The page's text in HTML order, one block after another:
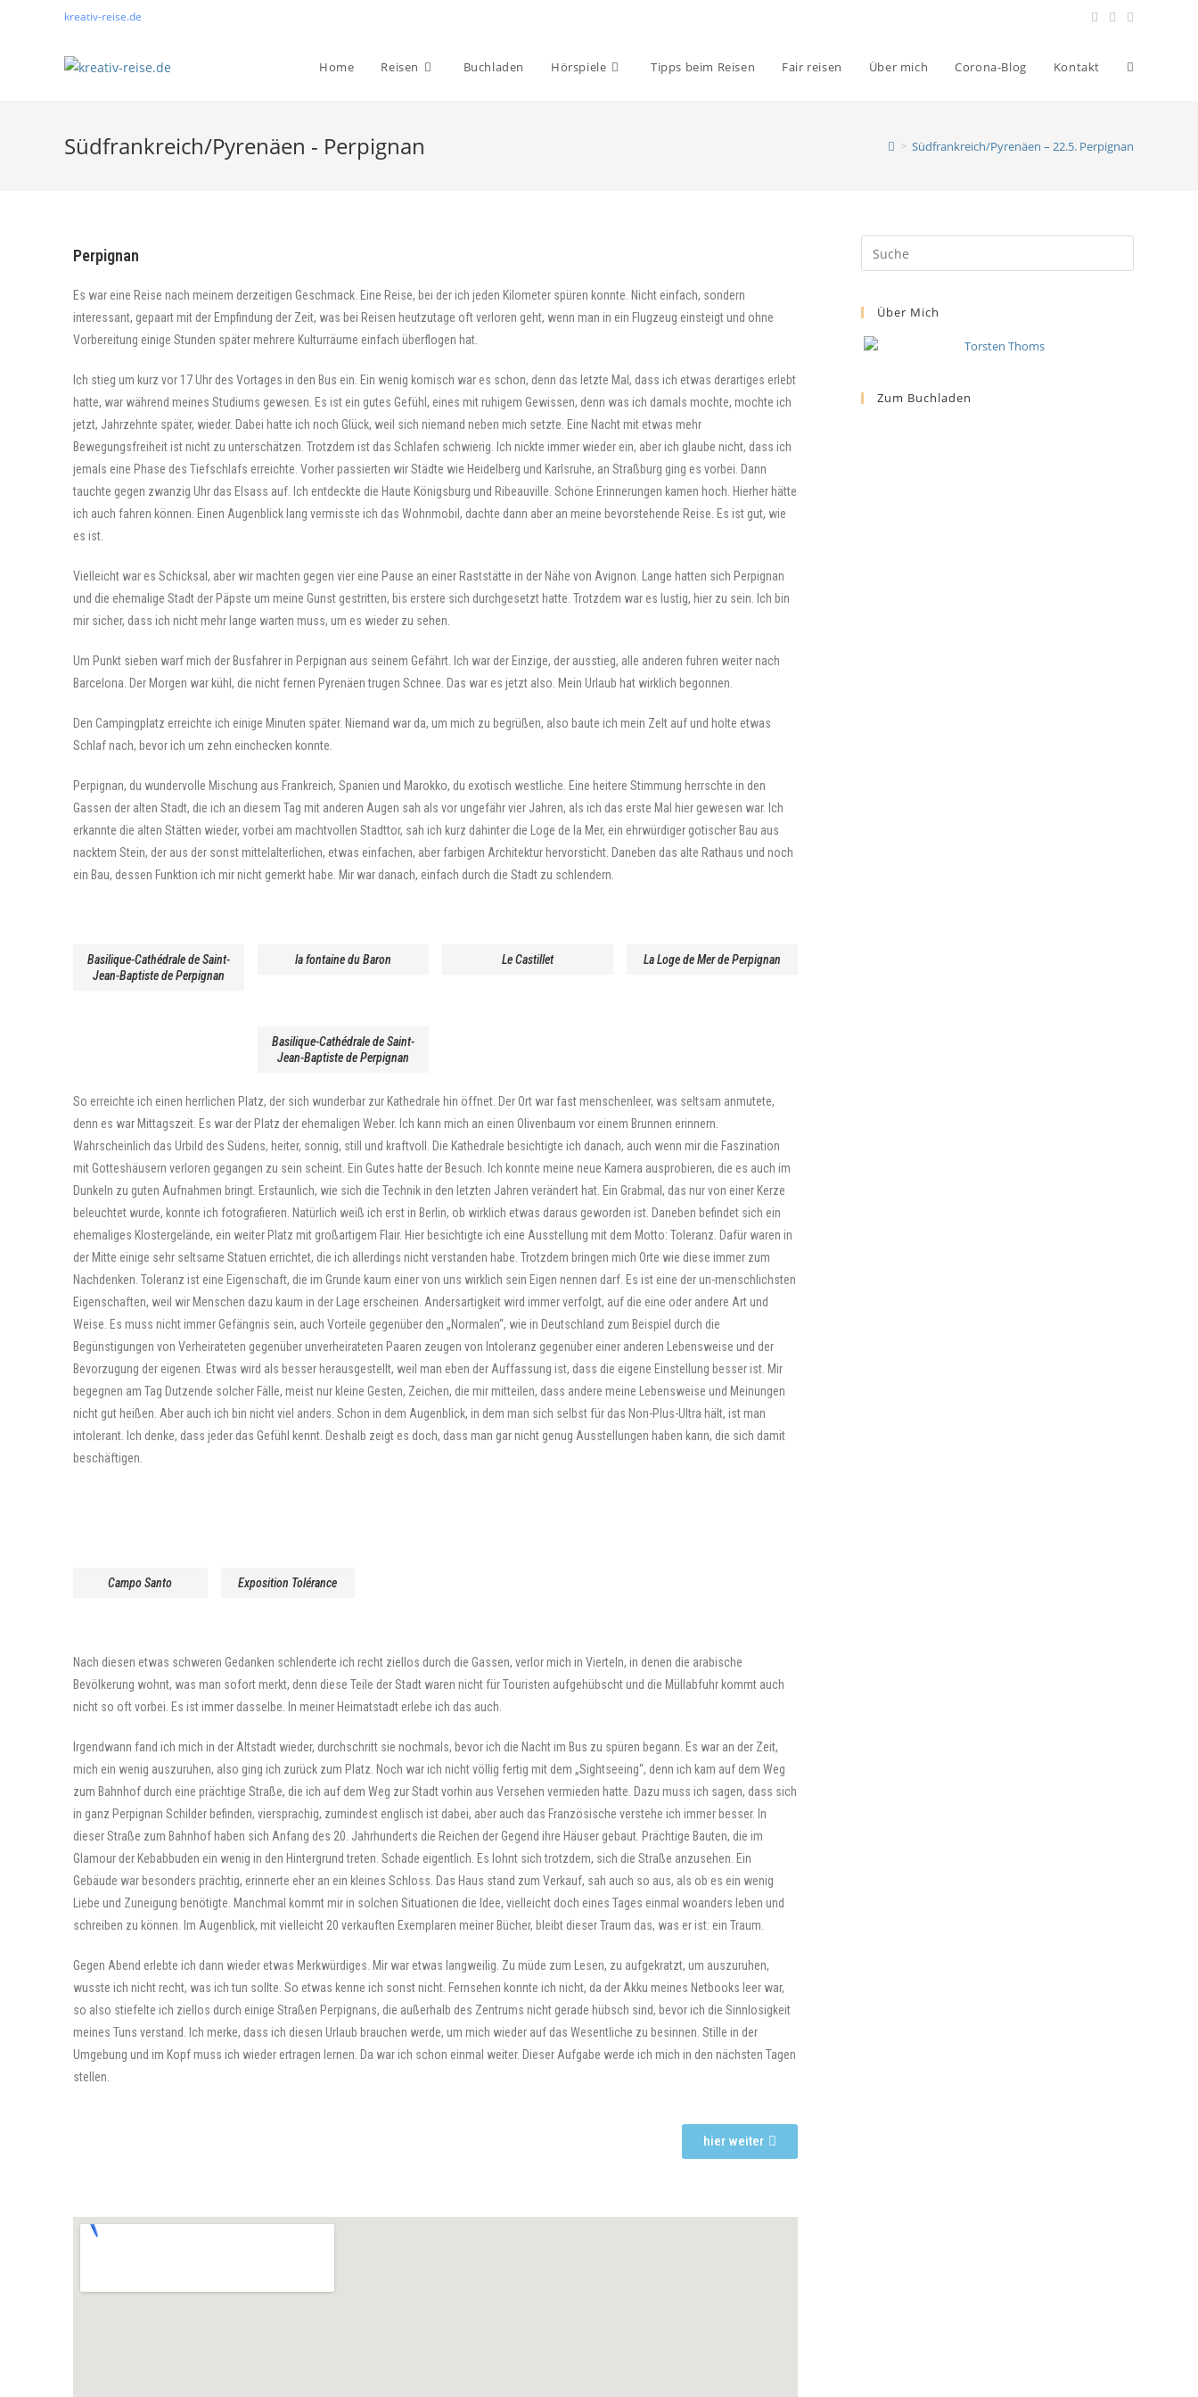
kreativ-reise.de
Home Reisen Buchladen Hörspiele Tipps beim Reisen Fair reisen Über mich Corona-Blog Kontakt
Südfrankreich/Pyrenäen - Perpignan > Südfrankreich/Pyrenäen – 22.5. Perpignan
Perpignan
Es war eine Reise nach meinem derzeitigen Geschmack. Eine Reise, bei der ich jeden Kilometer spüren konnte. Nicht einfach, sondern
interessant, gepaart mit der Empfindung der Zeit, was bei Reisen heutzutage oft verloren geht, wenn man in ein Flugzeug einsteigt und ohne
Vorbereitung einige Stunden später mehrere Kulturräume einfach überflogen hat.
Ich stieg um kurz vor 17 Uhr des Vortages in den Bus ein. Ein wenig komisch war es schon, denn das letzte Mal, dass ich etwas derartiges erlebt
hatte, war während meines Studiums gewesen. Es ist ein gutes Gefühl, eines mit ruhigem Gewissen, denn was ich damals mochte, mochte ich
jetzt, Jahrzehnte später, wieder. Dabei hatte ich noch Glück, weil sich niemand neben mich setzte. Eine Nacht mit etwas mehr
Bewegungsfreiheit ist nicht zu unterschätzen. Trotzdem ist das Schlafen schwierig. Ich nickte immer wieder ein, aber ich glaube nicht, dass ich
jemals eine Phase des Tiefschlafs erreichte. Vorher passierten wir Städte wie Heidelberg und Karlsruhe, an Straßburg ging es vorbei. Dann
tauchte gegen zwanzig Uhr das Elsass auf. Ich entdeckte die Haute Königsburg und Ribeauville. Schöne Erinnerungen kamen hoch. Hierher hätte
ich auch fahren können. Einen Augenblick lang vermisste ich das Wohnmobil, dachte dann aber an meine bevorstehende Reise. Es ist gut, wie
es ist.
Vielleicht war es Schicksal, aber wir machten gegen vier eine Pause an einer Raststätte in der Nähe von Avignon. Lange hatten sich Perpignan
und die ehemalige Stadt der Päpste um meine Gunst gestritten, bis erstere sich durchgesetzt hatte. Trotzdem war es lustig, hier zu sein. Ich bin
mir sicher, dass ich nicht mehr lange warten muss, um es wieder zu sehen.
Um Punkt sieben warf mich der Busfahrer in Perpignan aus seinem Gefährt. Ich war der Einzige, der ausstieg, alle anderen fuhren weiter nach
Barcelona. Der Morgen war kühl, die nicht fernen Pyrenäen trugen Schnee. Das war es jetzt also. Mein Urlaub hat wirklich begonnen.
Den Campingplatz erreichte ich einige Minuten später. Niemand war da, um mich zu begrüßen, also baute ich mein Zelt auf und holte etwas
Schlaf nach, bevor ich um zehn einchecken konnte.
Perpignan, du wundervolle Mischung aus Frankreich, Spanien und Marokko, du exotisch westliche. Eine heitere Stimmung herrschte in den
Gassen der alten Stadt, die ich an diesem Tag mit anderen Augen sah als vor ungefähr vier Jahren, als ich das erste Mal hier gewesen war. Ich
erkannte die alten Stätten wieder, vorbei am machtvollen Stadttor, sah ich kurz dahinter die Loge de la Mer, ein ehrwürdiger gotischer Bau aus
nacktem Stein, der aus der sonst mittelalterlichen, etwas einfachen, aber farbigen Architektur hervorsticht. Daneben das alte Rathaus und noch
ein Bau, dessen Funktion ich mir nicht gemerkt habe. Mir war danach, einfach durch die Stadt zu schlendern.
Basilique-Cathédrale de Saint-
Jean-Baptiste de Perpignan
la fontaine du Baron Le Castillet La Loge de Mer de Perpignan
Basilique-Cathédrale de Saint-
Jean-Baptiste de Perpignan
So erreichte ich einen herrlichen Platz, der sich wunderbar zur Kathedrale hin öffnet. Der Ort war fast menschenleer, was seltsam anmutete,
denn es war Mittagszeit. Es war der Platz der ehemaligen Weber. Ich kann mich an einen Olivenbaum vor einem Brunnen erinnern.
Wahrscheinlich das Urbild des Südens, heiter, sonnig, still und kraftvoll. Die Kathedrale besichtigte ich danach, auch wenn mir die Faszination
mit Gotteshäusern verloren gegangen zu sein scheint. Ein Gutes hatte der Besuch. Ich konnte meine neue Kamera ausprobieren, die es auch im
Dunkeln zu guten Aufnahmen bringt. Erstaunlich, wie sich die Technik in den letzten Jahren verändert hat. Ein Grabmal, das nur von einer Kerze
beleuchtet wurde, konnte ich fotografieren. Natürlich weiß ich erst in Berlin, ob wirklich etwas daraus geworden ist. Daneben befindet sich ein
ehemaliges Klostergelände, ein weiter Platz mit großartigem Flair. Hier besichtigte ich eine Ausstellung mit dem Motto: Toleranz. Dafür waren in
der Mitte einige sehr seltsame Statuen errichtet, die ich allerdings nicht verstanden habe. Trotzdem bringen mich Orte wie diese immer zum
Nachdenken. Toleranz ist eine Eigenschaft, die im Grunde kaum einer von uns wirklich sein Eigen nennen darf. Es ist eine der un-menschlichsten
Eigenschaften, weil wir Menschen dazu kaum in der Lage erscheinen. Andersartigkeit wird immer verfolgt, auf die eine oder andere Art und
Weise. Es muss nicht immer Gefängnis sein, auch Vorteile gegenüber den „Normalen“, wie in Deutschland zum Beispiel durch die
Begünstigungen von Verheirateten gegenüber unverheirateten Paaren zeugen von Intoleranz gegenüber einer anderen Lebensweise und der
Bevorzugung der eigenen. Etwas wird als besser herausgestellt, weil man eben der Auffassung ist, dass die eigene Einstellung besser ist. Mir
begegnen am Tag Dutzende solcher Fälle, meist nur kleine Gesten, Zeichen, die mir mitteilen, dass andere meine Lebensweise und Meinungen
nicht gut heißen. Aber auch ich bin nicht viel anders. Schon in dem Augenblick, in dem man sich selbst für das Non-Plus-Ultra hält, ist man
intolerant. Ich denke, dass jeder das Gefühl kennt. Deshalb zeigt es doch, dass man gar nicht genug Ausstellungen haben kann, die sich damit
beschäftigen.
Campo Santo Exposition Tolérance
Nach diesen etwas schweren Gedanken schlenderte ich recht ziellos durch die Gassen, verlor mich in Vierteln, in denen die arabische
Bevölkerung wohnt, was man sofort merkt, denn diese Teile der Stadt waren nicht für Touristen aufgehübscht und die Müllabfuhr kommt auch
nicht so oft vorbei. Es ist immer dasselbe. In meiner Heimatstadt erlebe ich das auch.
Irgendwann fand ich mich in der Altstadt wieder, durchschritt sie nochmals, bevor ich die Nacht im Bus zu spüren begann. Es war an der Zeit,
mich ein wenig auszuruhen, also ging ich zurück zum Platz. Noch war ich nicht völlig fertig mit dem „Sightseeing“, denn ich kam auf dem Weg
zum Bahnhof durch eine prächtige Straße, die ich auf dem Weg zur Stadt vorhin aus Versehen vermieden hatte. Dazu muss ich sagen, dass sich
in ganz Perpignan Schilder befinden, viersprachig, zumindest englisch ist dabei, aber auch das Französische verstehe ich immer besser. In
dieser Straße zum Bahnhof haben sich Anfang des 20. Jahrhunderts die Reichen der Gegend ihre Häuser gebaut. Prächtige Bauten, die im
Glamour der Kebabbuden ein wenig in den Hintergrund treten. Schade eigentlich. Es lohnt sich trotzdem, sich die Straße anzusehen. Ein
Gebäude war besonders prächtig, erinnerte eher an ein kleines Schloss. Das Haus stand zum Verkauf, sah auch so aus, als ob es ein wenig
Liebe und Zuneigung benötigte. Manchmal kommt mir in solchen Situationen die Idee, vielleicht doch eines Tages einmal woanders leben und
schreiben zu können. Im Augenblick, mit vielleicht 20 verkauften Exemplaren meiner Bücher, bleibt dieser Traum das, was er ist: ein Traum.
Gegen Abend erlebte ich dann wieder etwas Merkwürdiges. Mir war etwas langweilig. Zu müde zum Lesen, zu aufgekratzt, um auszuruhen,
wusste ich nicht recht, was ich tun sollte. So etwas kenne ich sonst nicht. Fernsehen konnte ich nicht, da der Akku meines Netbooks leer war,
so also stiefelte ich ziellos durch einige Straßen Perpignans, die außerhalb des Zentrums nicht gerade hübsch sind, bevor ich die Sinnlosigkeit
meines Tuns verstand. Ich merke, dass ich diesen Urlaub brauchen werde, um mich wieder auf das Wesentliche zu besinnen. Stille in der
Umgebung und im Kopf muss ich wieder ertragen lernen. Da war ich schon einmal weiter. Dieser Aufgabe werde ich mich in den nächsten Tagen
stellen.
hier weiter
Über Mich
Zum Buchladen